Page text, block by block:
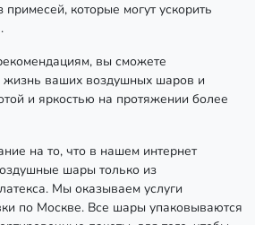
которые могут ускорить
вы сможете
жизнь ваших воздушных шаров и
и яркостью на протяжении более
на то, что в нашем интернет
шары только из
Мы оказываем услуги
по Москве. Все шары упаковываются